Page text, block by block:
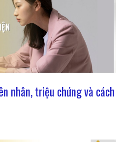
nhân, triệu chứng và cách